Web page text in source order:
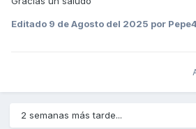
Editado 9 de Agosto del 2025 por
2 semanas más tarde...